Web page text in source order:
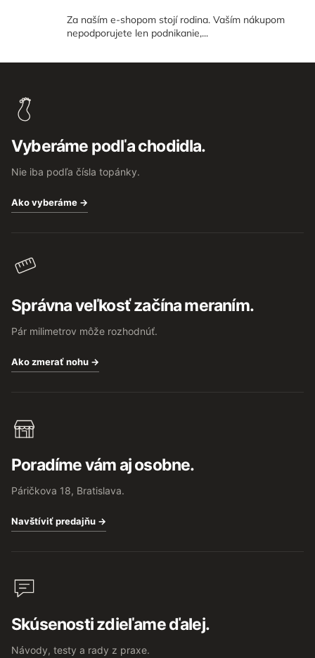
Za naším e-shopom stojí rodina. Vaším nákupom
nepodporujete len podnikanie,...
Vyberáme podľa chodidla.
Nie iba podľa čísla topánky.
Ako vyberáme →
Správna veľkosť začína meraním.
Pár milimetrov môže rozhodnúť.
Ako zmerať nohu →
Poradíme vám aj osobne.
Páričkova 18, Bratislava.
Navštíviť predajňu →
Skúsenosti zdieľame ďalej.
Návody, testy a rady z praxe.